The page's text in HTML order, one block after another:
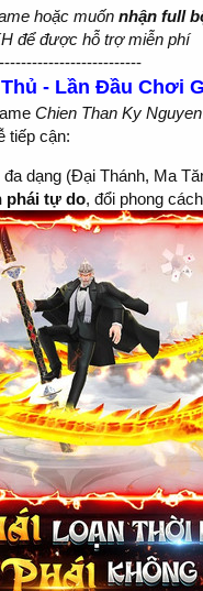
hoặc muốn nhận full
để được hỗ trợ miễn phí
- Lần Đầu Chơi
Chien Than Ky Nguyen
tiếp cận:
dạng (Đại Thánh, Ma
phái tự do, đổi phong